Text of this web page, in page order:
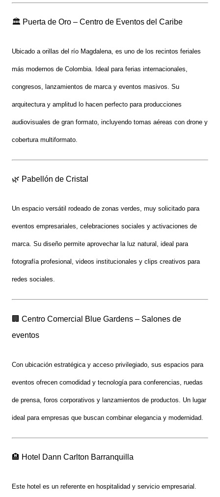
🏛️ Puerta de Oro – Centro de Eventos del Caribe
Ubicado a orillas del río Magdalena, es uno de los recintos feriales
más modernos de Colombia. Ideal para ferias internacionales,
congresos, lanzamientos de marca y eventos masivos. Su
arquitectura y amplitud lo hacen perfecto para producciones
audiovisuales de gran formato, incluyendo tomas aéreas con drone y
cobertura multiformato.
🌿 Pabellón de Cristal
Un espacio versátil rodeado de zonas verdes, muy solicitado para
eventos empresariales, celebraciones sociales y activaciones de
marca. Su diseño permite aprovechar la luz natural, ideal para
fotografía profesional , videos institucionales y clips creativos para
redes sociales.
🏢 Centro Comercial Blue Gardens – Salones de
eventos
Con ubicación estratégica y acceso privilegiado, sus espacios para
eventos ofrecen comodidad y tecnología para conferencias, ruedas
de prensa, foros corporativos y lanzamientos de productos . Un lugar
ideal para empresas que buscan combinar elegancia y modernidad.
🏨 Hotel Dann Carlton Barranquilla
Este hotel es un referente en hospitalidad y servicio empresarial.